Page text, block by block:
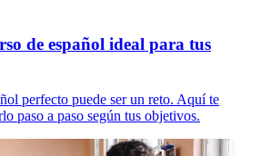
de español ideal para tus
perfecto puede ser un reto. Aquí te
paso a paso según tus objetivos.